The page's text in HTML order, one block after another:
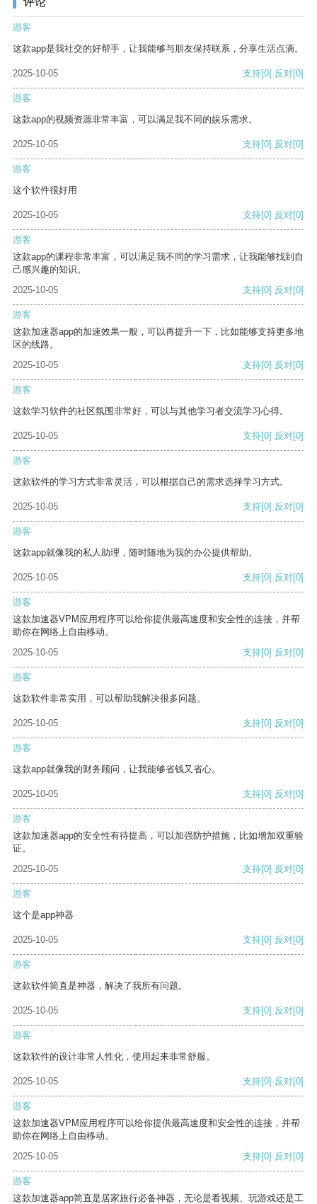
游客
这款app是我社交的好帮手，让我能够与朋友保持联系，分享生活点滴。
2025-10-05 支持[0] 反对[0]
游客
这款app的视频资源非常丰富，可以满足我不同的娱乐需求。
2025-10-05 支持[0] 反对[0]
游客
这个软件很好用
2025-10-05 支持[0] 反对[0]
游客
这款app的课程非常丰富，可以满足我不同的学习需求，让我能够找到自
己感兴趣的知识。
2025-10-05
支持[0] 反对[0]
游客
这款加速器app的加速效果一般，可以再提升一下，比如能够支持更多地
区的线路。
2025-10-05
支持[0] 反对[0]
游客
这款学习软件的社区氛围非常好，可以与其他学习者交流学习心得。
2025-10-05 支持[0] 反对[0]
游客
这款软件的学习方式非常灵活，可以根据自己的需求选择学习方式。
2025-10-05 支持[0] 反对[0]
游客
这款app就像我的私人助理，随时随地为我的办公提供帮助。
2025-10-05 支持[0] 反对[0]
游客
这款加速器VPM应用程序可以给你提供最高速度和安全性的连接，并帮
助你在网络上自由移动。
2025-10-05
支持[0] 反对[0]
游客
这款软件非常实用，可以帮助我解决很多问题。
2025-10-05 支持[0] 反对[0]
游客
这款app就像我的财务顾问，让我能够省钱又省心。
2025-10-05 支持[0] 反对[0]
游客
这款加速器app的安全性有待提高，可以加强防护措施，比如增加双重验
证。
2025-10-05
支持[0] 反对[0]
游客
这个是app神器
2025-10-05 支持[0] 反对[0]
游客
这款软件简直是神器，解决了我所有问题。
2025-10-05 支持[0] 反对[0]
游客
这款软件的设计非常人性化，使用起来非常舒服。
2025-10-05 支持[0] 反对[0]
游客
这款加速器VPM应用程序可以给你提供最高速度和安全性的连接，并帮
助你在网络上自由移动。
2025-10-05
支持[0] 反对[0]
游客
这款加速器app简直是居家旅行必备神器，无论是看视频、玩游戏还是工